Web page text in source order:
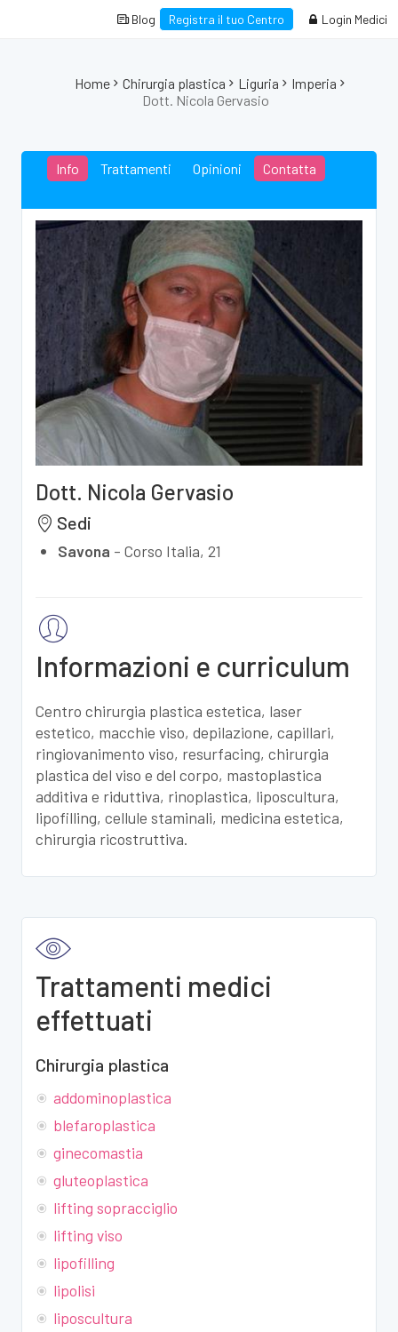
Blog Registra il tuo Centro Login Medici
Home Chirurgia plastica Liguria
Imperia
Dott. Nicola Gervasio
Info Trattamenti Opinioni Contatta
Dott. Nicola Gervasio
Sedi
Savona - Corso Italia, 21
Informazioni e curriculum
Centro chirurgia plastica estetica, laser
estetico, macchie viso, depilazione, capillari,
ringiovanimento viso, resurfacing, chirurgia
plastica del viso e del corpo, mastoplastica
additiva e riduttiva, rinoplastica, liposcultura,
lipofilling, cellule staminali, medicina estetica,
chirurgia ricostruttiva.
Trattamenti medici
effettuati
Chirurgia plastica
addominoplastica
blefaroplastica
ginecomastia
gluteoplastica
lifting sopracciglio
lifting viso
lipofilling
lipolisi
liposcultura